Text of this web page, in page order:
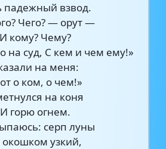
падежный взвод.
Чего? — орут —
И кому? Чему?
на суд, С кем и чем ему!»
на меня:
о ком, о чем!»
на коня
И горю огнем.
серп луны
окошком узкий,